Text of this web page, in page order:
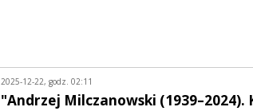
2025-12-22, godz. 02:11
"Andrzej Milczanowski